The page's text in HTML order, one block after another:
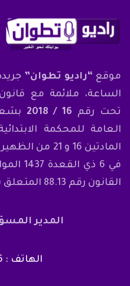
موقع “راديو تطوان”
الساعة، ملائمة مع
تحت رقم 16 / 2018
العامة للمحكمة
القانون رقم 88.13 المتعلق بالصحافة والنشر.
المدير
الهاتف : 0610120215